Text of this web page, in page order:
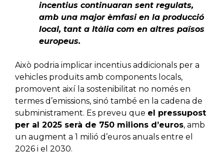
incentius continuaran sent regulats,
amb una major èmfasi en la producció
local, tant a Itàlia com en altres països
europeus.
Això podria implicar incentius addicionals per a
vehicles produïts amb components locals,
promovent així la sostenibilitat no només en
termes d’emissions, sinó també en la cadena de
subministrament. Es preveu que el pressupost
per al 2025 serà de 750 milions d’euros, amb
un augment a 1 milió d’euros anuals entre el
2026 i el 2030.